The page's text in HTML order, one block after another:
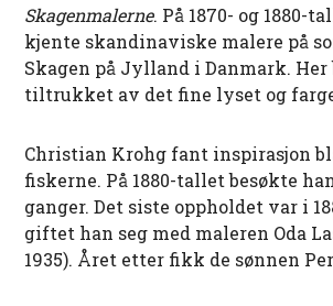
Skagenmalerne. På 1870- og 1880-
kjente skandinaviske malere på
Skagen på Jylland i Danmark. Her
tiltrukket av det fine lyset og
Christian Krohg fant inspirasjon
fiskerne. På 1880-tallet besøkte
ganger. Det siste oppholdet var i
giftet han seg med maleren Oda
1935). Året etter fikk de sønnen Per